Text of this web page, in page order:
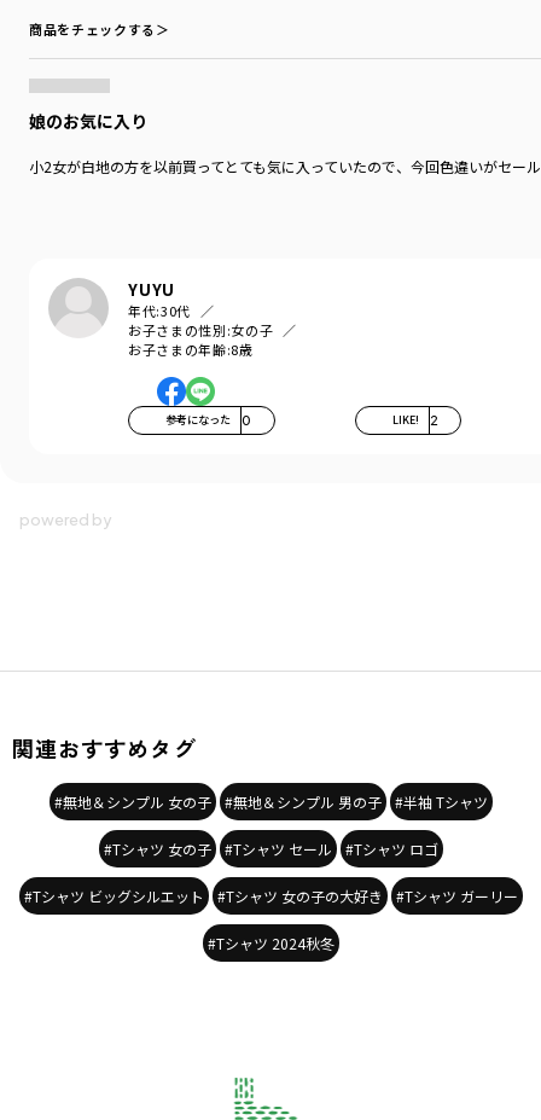
商品をチェックする＞
娘のお気に入り
小2女が白地の方を以前買ってとても気に入っていたので、今回色違いがセ
YUYU
年代:30代
お子さまの性別:女の子
お子さまの年齢:8歳
参考になった 0 LIKE! 2
関連おすすめタグ
#無地＆シンプル 女の子 #無地＆シンプル 男の子 #半袖 Tシャツ
#Tシャツ 女の子 #Tシャツ セール #Tシャツ ロゴ
#Tシャツ ビッグシルエット #Tシャツ 女の子の大好き #Tシャツ ガーリー
#Tシャツ 2024秋冬